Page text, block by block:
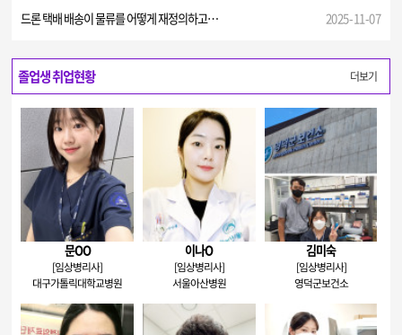
드론 택배 배송이 물류를 어떻게 재정의하고…
2025-11-07
졸업생 취업현황
문OO
[임상병리사]
대구가톨릭대학교병원
이나O
[임상병리사]
서울아산병원
김미숙
[임상병리사]
영덕군보건소
더보기